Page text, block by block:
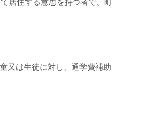
居住する意思を持つ者で、町
又は生徒に対し、通学費補助